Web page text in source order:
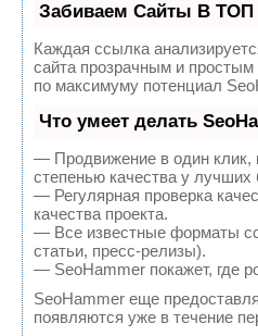
Забиваем Сайты В ТОП
Каждая ссылка
сайта прозрачным и
по максимуму потенциал
Что умеет делать
— Продвижение в один клик,
степенью качества у
— Регулярная проверка
качества проекта.
— Все известные форматы
статьи, пресс-релизы).
— SeoHammer покажет, где
SeoHammer еще
появляются уже в течение